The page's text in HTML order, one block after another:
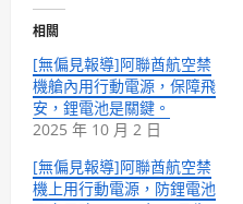
相關
[無偏見報導]阿聯酋航空禁
機艙內用行動電源，保障飛
安，鋰電池是關鍵。
2025 年 10 月 2 日
[無偏見報導]阿聯酋航空禁
機上用行動電源，防鋰電池